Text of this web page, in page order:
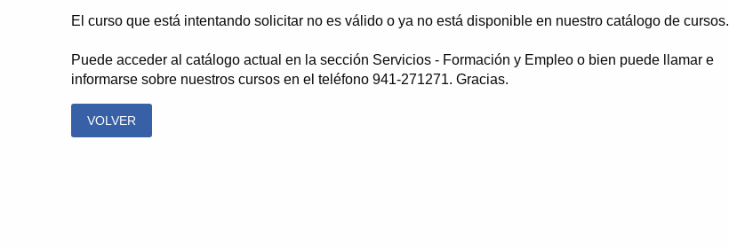
El curso que está intentando solicitar no es válido o ya no está disponible en nuestro catálogo de cursos.
Puede acceder al catálogo actual en la sección Servicios - Formación y Empleo o bien puede llamar e
informarse sobre nuestros cursos en el teléfono 941-271271. Gracias.
VOLVER